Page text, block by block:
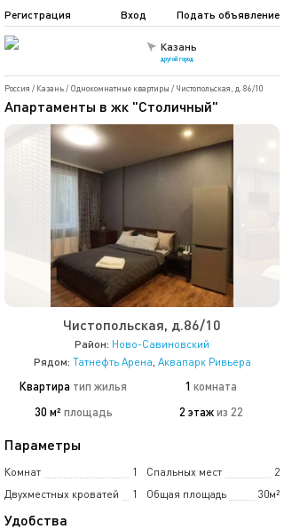
Казань
другой город
Подать объявление
Регистрация Вход
Россия / Казань/ Однокомнатные квартиры / Чистопольская, д. 86/10
Апартаменты в жк "Столичный"
Чистопольская, д.86/10
Район: Ново-Савиновский
Рядом: Татнефть Арена, Аквапарк Ривьера
Квартира тип жилья 1 комната
30 м² площадь 2 этаж из 22
Параметры
Комнат 1 Спальных мест
2
Двухместных кроватей
1 Общая площадь 30м²
Удобства